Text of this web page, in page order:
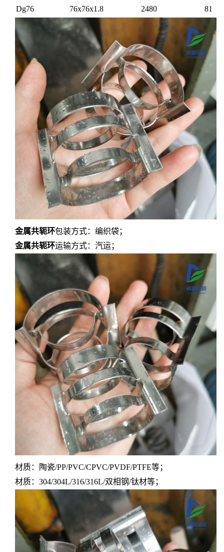
Dg76
76x76x1.8 2480 81
金属共轭环包装方式：编织袋；
金属共轭环运输方式：汽运；
材质：陶瓷/PP/PVC/CPVC/PVDF/PTFE等；
材质： 304/304L/316/316L/双相钢/钛材等；